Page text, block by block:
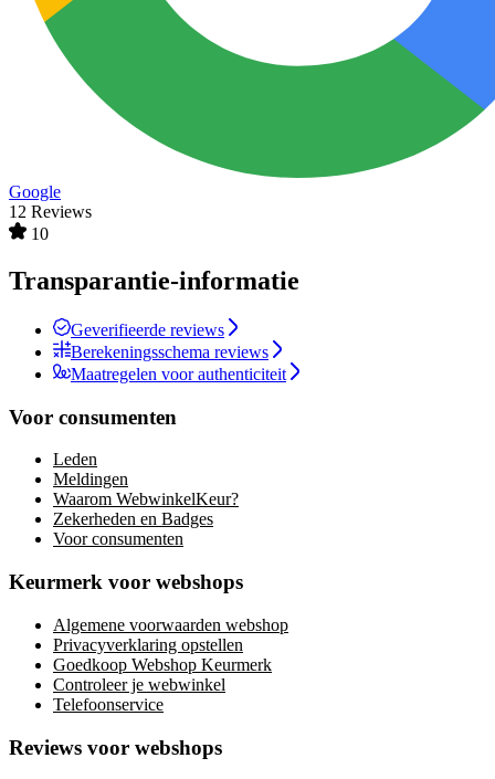
Google
12 Reviews
10
Transparantie-informatie
Geverifieerde reviews
Berekeningsschema reviews
Maatregelen voor authenticiteit
Voor consumenten
Leden
Meldingen
Waarom WebwinkelKeur?
Zekerheden en Badges
Voor consumenten
Keurmerk voor webshops
Algemene voorwaarden webshop
Privacyverklaring opstellen
Goedkoop Webshop Keurmerk
Controleer je webwinkel
Telefoonservice
Reviews voor webshops